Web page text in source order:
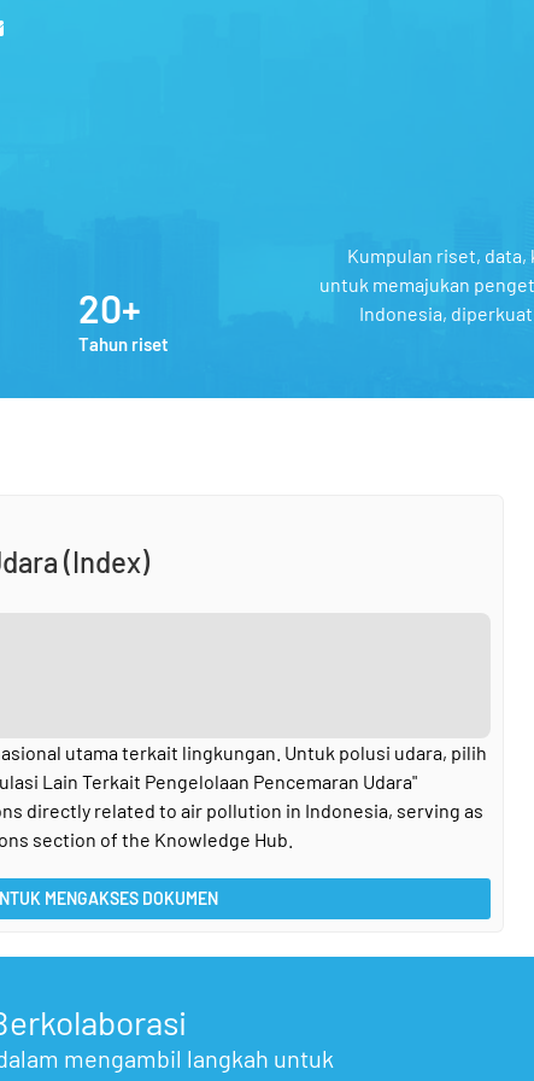
20+
Tahun riset
Kumpulan riset, data,
untuk memajukan
Indonesia,
(Index)
utama terkait lingkungan. Untuk polusi udara, pilih
Lain Terkait Pengelolaan Pencemaran Udara"
directly related to air pollution in Indonesia, serving as
section of the Knowledge Hub.
MENGAKSES DOKUMEN
mengambil langkah untuk